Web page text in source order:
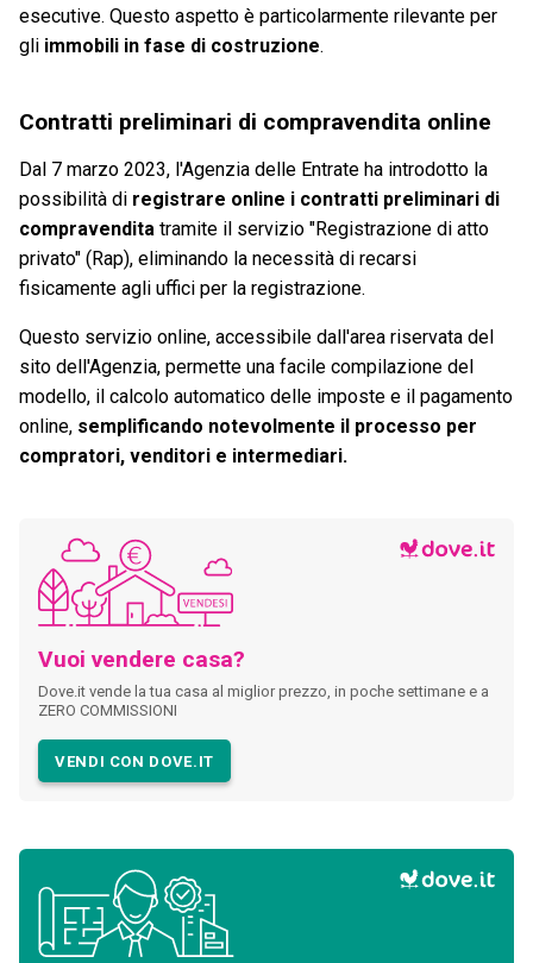
esecutive. Questo aspetto è particolarmente rilevante per
gli immobili in fase di costruzione.
Contratti preliminari di compravendita online
Dal 7 marzo 2023, l'Agenzia delle Entrate ha introdotto la
possibilità di registrare online i contratti preliminari di
compravendita tramite il servizio "Registrazione di atto
privato" (Rap), eliminando la necessità di recarsi
fisicamente agli uffici per la registrazione.
Questo servizio online, accessibile dall'area riservata del
sito dell'Agenzia, permette una facile compilazione del
modello, il calcolo automatico delle imposte e il pagamento
online, semplificando notevolmente il processo per
compratori, venditori e intermediari.
Vuoi vendere casa?
Dove.it vende la tua casa al miglior prezzo, in poche settimane e a
ZERO COMMISSIONI
VENDI CON DOVE.IT